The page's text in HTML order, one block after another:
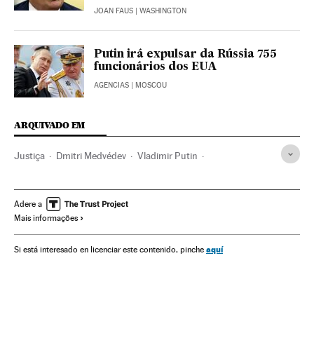
JOAN FAUS | WASHINGTON
Putin irá expulsar da Rússia 755
funcionários dos EUA
AGENCIAS | MOSCOU
ARQUIVADO EM
Justiça Dmitri Medvédev Vladimir Putin
Julgamentos Europa Processo judicial
Adere a
Mais informações
Si está interesado en licenciar este contenido, pinche aquí